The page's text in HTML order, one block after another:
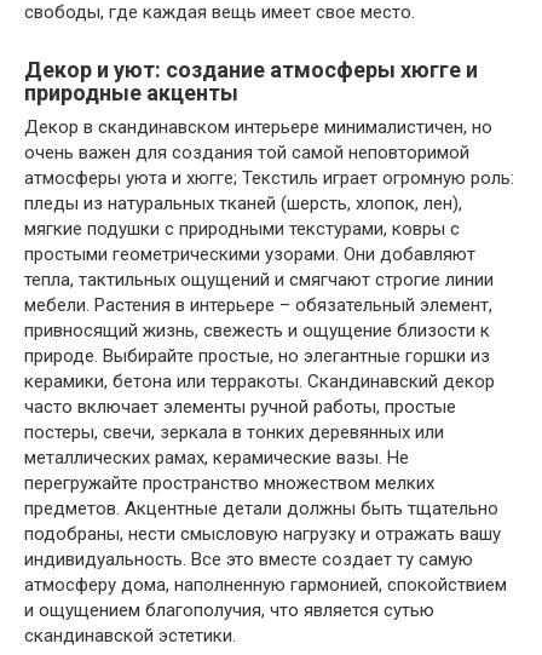
свободы, где каждая вещь имеет свое место.
Декор и уют: создание атмосферы хюгге и
природные акценты
Декор в скандинавском интерьере минималистичен, но
очень важен для создания той самой неповторимой
атмосферы уюта и хюгге; Текстиль играет огромную роль:
пледы из натуральных тканей (шерсть, хлопок, лен),
мягкие подушки с природными текстурами, ковры с
простыми геометрическими узорами. Они добавляют
тепла, тактильных ощущений и смягчают строгие линии
мебели. Растения в интерьере – обязательный элемент,
привносящий жизнь, свежесть и ощущение близости к
природе. Выбирайте простые, но элегантные горшки из
керамики, бетона или терракоты. Скандинавский декор
часто включает элементы ручной работы, простые
постеры, свечи, зеркала в тонких деревянных или
металлических рамах, керамические вазы. Не
перегружайте пространство множеством мелких
предметов. Акцентные детали должны быть тщательно
подобраны, нести смысловую нагрузку и отражать вашу
индивидуальность. Все это вместе создает ту самую
атмосферу дома, наполненную гармонией, спокойствием
и ощущением благополучия, что является сутью
скандинавской эстетики.